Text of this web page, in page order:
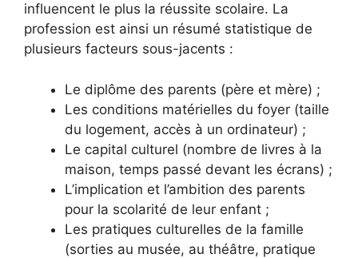
influencent le plus la réussite scolaire. La
profession est ainsi un résumé statistique de
plusieurs facteurs sous-jacents :
Le diplôme des parents (père et mère) ;
Les conditions matérielles du foyer (taille
du logement, accès à un ordinateur) ;
Le capital culturel (nombre de livres à la
maison, temps passé devant les écrans) ;
L’implication et l’ambition des parents
pour la scolarité de leur enfant ;
Les pratiques culturelles de la famille
(sorties au musée, au théâtre, pratique